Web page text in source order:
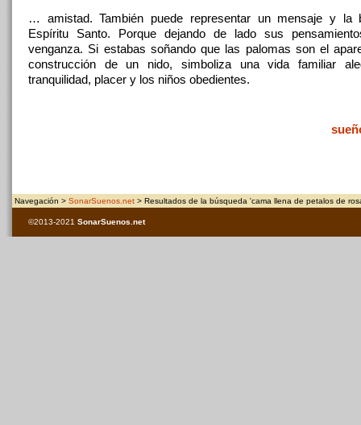
… amistad. También puede representar un mensaje y la
Espíritu Santo. Porque dejando de lado sus
venganza. Si estabas soñando que las palomas son el
construcción deun nido, simboliza una vida familiar
tranquilidad, placer y los niños obedientes.
Navegación > SonarSuenos.net > Resultados de la búsqueda 'cama llena de petalos de
©2013-2021 SonarSuenos .net